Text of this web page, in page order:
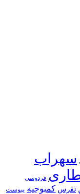
سهراب
فردوسی
نقرس کمبوجیه یبوست